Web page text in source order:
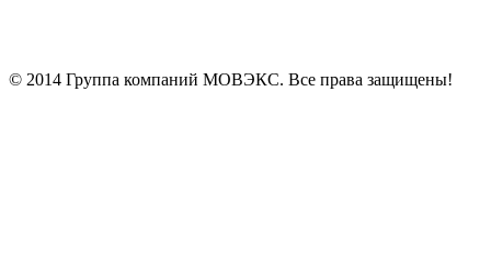
© 2014 Группа компаний МОВЭКС. Все права защищены!